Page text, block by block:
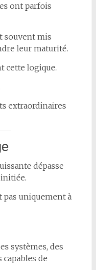
ont parfois
souvent mis
leur maturité.
cette logique.
extraordinaires
dépasse
pas uniquement à
systèmes, des
de